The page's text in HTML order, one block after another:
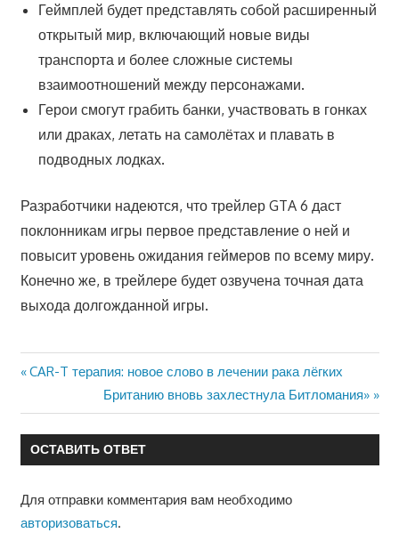
Геймплей будет представлять собой расширенный
открытый мир, включающий новые виды
транспорта и более сложные системы
взаимоотношений между персонажами.
Герои смогут грабить банки, участвовать в гонках
или драках, летать на самолётах и плавать в
подводных лодках.
Разработчики надеются, что трейлер GTA 6 даст
поклонникам игры первое представление о ней и
повысит уровень ожидания геймеров по всему миру.
Конечно же, в трейлере будет озвучена точная дата
выхода долгожданной игры.
Навигация
по
записям
Предыдущая
CAR-T терапия: новое слово в лечении рака лёгких
Следующая
запись:
Британию вновь захлестнула Битломания»
ОСТАВИТЬ ОТВЕТ
Для отправки комментария вам необходимо
авторизоваться.